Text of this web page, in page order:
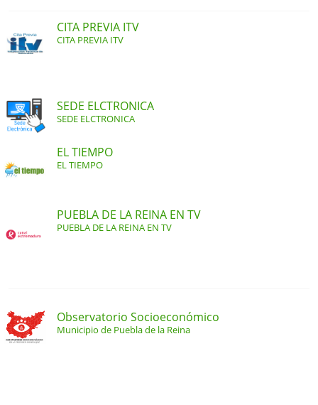
CITA PREVIA ITV
CITA PREVIA ITV
SEDE ELCTRONICA
SEDE ELCTRONICA
EL TIEMPO
EL TIEMPO
PUEBLA DE LA REINA EN TV
PUEBLA DE LA REINA EN TV
Observatorio Socioeconómico
Municipio de Puebla de la Reina